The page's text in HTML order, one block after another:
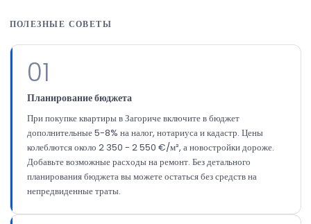
ПОЛЕЗНЫЕ СОВЕТЫ
01
Планирование бюджета
При покупке квартиры в Загориче включите в бюджет
дополнительные 5-8% на налог, нотариуса и кадастр. Цены
колеблются около 2 350 - 2 550 €/м², а новостройки дороже.
Добавьте возможные расходы на ремонт. Без детального
планирования бюджета вы можете остаться без средств на
непредвиденные траты.